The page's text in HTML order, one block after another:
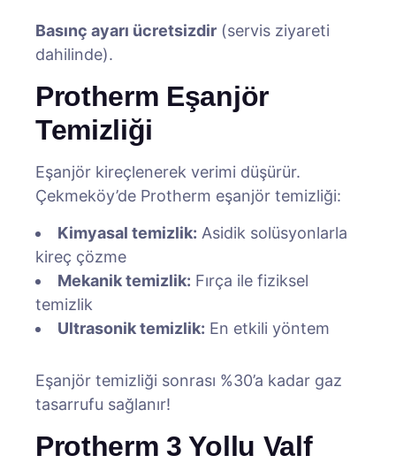
Basınç ayarı ücretsizdir (servis ziyareti
dahilinde).
Protherm Eşanjör
Temizliği
Eşanjör kireçlenerek verimi düşürür.
Çekmeköy’de Protherm eşanjör temizliği:
Kimyasal temizlik: Asidik solüsyonlarla
kireç çözme
Mekanik temizlik: Fırça ile fiziksel
temizlik
Ultrasonik temizlik: En etkili yöntem
Eşanjör temizliği sonrası %30’a kadar gaz
tasarrufu sağlanır!
Protherm 3 Yollu Valf